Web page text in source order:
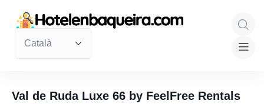
Val de Ruda Luxe 66 by FeelFree Rentals